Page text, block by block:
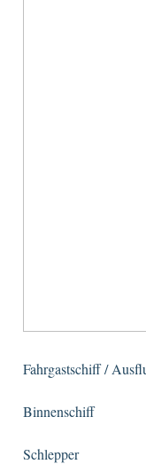
Fahrgastschiff /
Binnenschiff
Schlepper